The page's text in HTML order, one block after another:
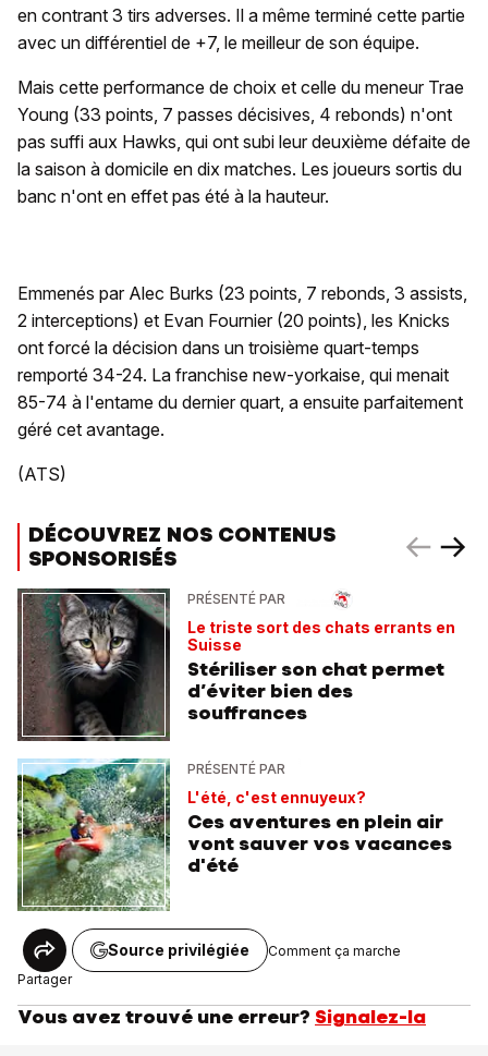
en contrant 3 tirs adverses. Il a même terminé cette partie
avec un différentiel de +7, le meilleur de son équipe.
Mais cette performance de choix et celle du meneur Trae
Young (33 points, 7 passes décisives, 4 rebonds) n'ont
pas suffi aux Hawks, qui ont subi leur deuxième défaite de
la saison à domicile en dix matches. Les joueurs sortis du
banc n'ont en effet pas été à la hauteur.
Emmenés par Alec Burks (23 points, 7 rebonds, 3 assists,
2 interceptions) et Evan Fournier (20 points), les Knicks
ont forcé la décision dans un troisième quart-temps
remporté 34-24. La franchise new-yorkaise, qui menait
85-74 à l'entame du dernier quart, a ensuite parfaitement
géré cet avantage.
(ATS)
DÉCOUVREZ NOS CONTENUS
SPONSORISÉS
PRÉSENTÉ PAR
Le triste sort des chats errants en
Suisse
Stériliser son chat permet
d’éviter bien des
souffrances
PRÉSENTÉ PAR
L'été, c'est ennuyeux?
Ces aventures en plein air
vont sauver vos vacances
d'été
Partager
Source privilégiée Comment ça marche
Vous avez trouvé une erreur? Signalez-la